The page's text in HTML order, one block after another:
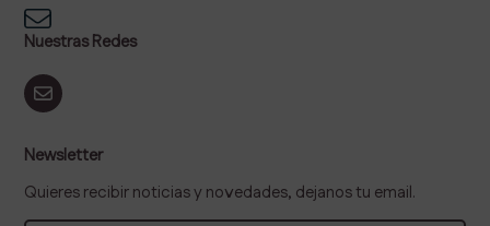
Nuestras Redes
Newsletter
Quieres recibir noticias y novedades, dejanos tu email.